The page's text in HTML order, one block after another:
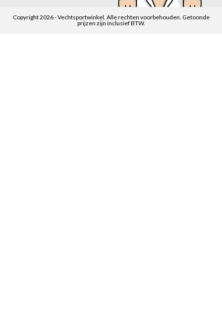
Copyright 2026 - Vechtsportwinkel. Alle rechten voorbehouden. Getoonde
prijzen zijn inclusief BTW.